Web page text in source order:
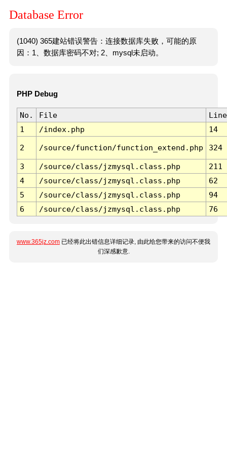
Database Error
(1040) 365建站错误警告：连接数据库失败，可能的原
因：1、数据库密码不对; 2、mysql未启动。
PHP Debug
No. File
Line
1
/index.php 14
2 /source/function/function_extend.php 324
3 /source/class/jzmysql.class.php
211
4
/source/class/jzmysql.class.php
62
5
/source/class/jzmysql.class.php
94
6
/source/class/jzmysql.class.php 76
www.365jz.com 已经将此出错信息详细记录, 由此给您带来的访问不便我
们深感歉意.